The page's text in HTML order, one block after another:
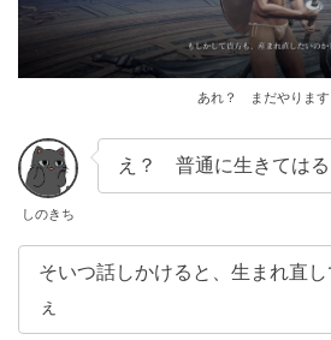
あれ？ まだやります
しのきち
え？ 普通に生きては
そいつ話しかけると、生まれ直
ぇ